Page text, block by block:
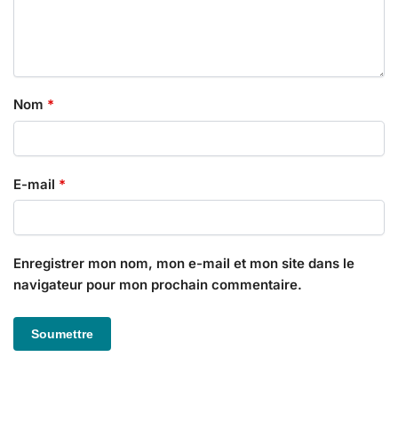
Nom *
E-mail *
Enregistrer mon nom, mon e-mail et mon site dans le
navigateur pour mon prochain commentaire.